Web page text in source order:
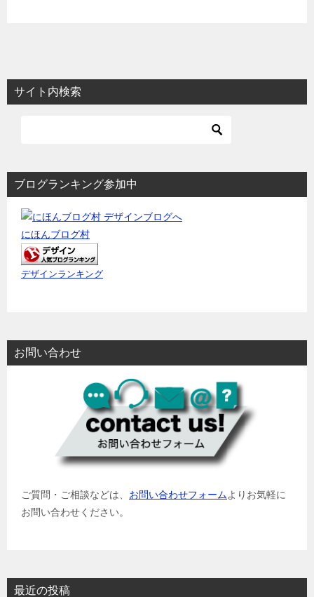
サイト内検索
ブログランキング参加中
にほんブログ村
デザインランキング
お問い合わせ
ご質問・ご相談などは、 お問い合わせフォームよりお気軽に
お問い合わせください。
最近の投稿